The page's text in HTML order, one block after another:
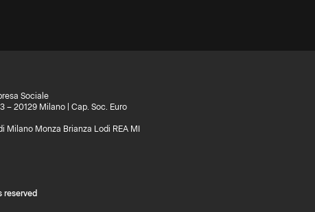
Sociale
– 20129 Milano | Cap. Soc. Euro
Milano Monza Brianza Lodi REA MI
reserved